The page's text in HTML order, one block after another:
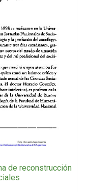
de reconstrucción